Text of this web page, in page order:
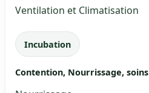
Ventilation et Climatisation
Incubation
Contention, Nourrissage, soins